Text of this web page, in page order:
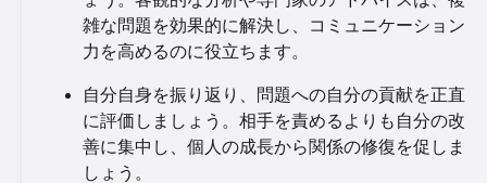
雑な問題を効果的に解決し、コミュニケーション
力を高めるのに役立ちます。
自分自身を振り返り、問題への自分の貢献を正直
に評価しましょう。相手を責めるよりも自分の改
善に集中し、個人の成長から関係の修復を促しま
しょう。